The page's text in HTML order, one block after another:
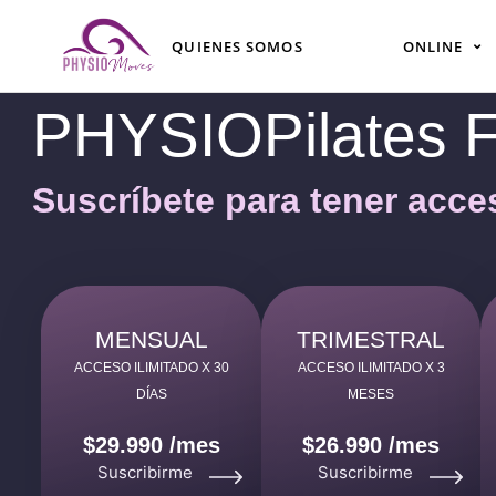
contenido
QUIENES SOMOS ONLINE
PHYSIOPilates
Suscríbete para tener
MENSUAL
ACCESO ILIMITADO X 30
DÍAS
$29.990 /mes
Suscribirme
TRIMESTRAL
ACCESO ILIMITADO X 3
MESES
$26.990 /mes
Suscribirme